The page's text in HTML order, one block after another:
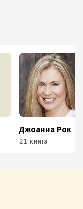
Джоанна Рок
21 книга